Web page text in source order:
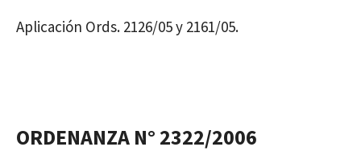
Aplicación Ords. 2126/05 y 2161/05.
ORDENANZA N° 2322/2006